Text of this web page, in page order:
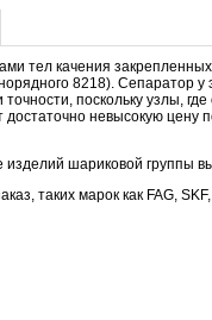
тел качения
8218). Сепаратор
поскольку узлы,
невысокую цену
шариковой группы
таких марок как FAG,